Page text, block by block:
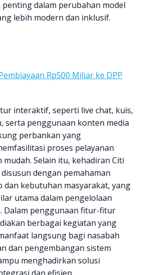
dalam perubahan model
lebih modern dan inklusif.
Rp500 Miliar ke DPP
interaktif, seperti live chat, kuis,
serta penggunaan konten media
perbankan yang
proses pelayanan
Selain itu, kehadiran Citi
dengan pemahaman
dan kebutuhan masyarakat, yang
utama dalam pengelolaan
Dalam penggunaan fitur-fitur
berbagai kegiatan yang
langsung bagi nasabah
dan pengembangan sistem
menghadirkan solusi